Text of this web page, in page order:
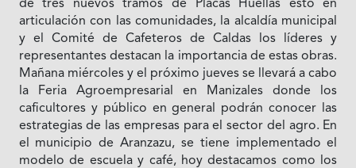
de tres nuevos tramos de Placas Huellas esto en
articulación con las comunidades, la alcaldía municipal
y el Comité de Cafeteros de Caldas los líderes y
representantes destacan la importancia de estas obras.
Mañana miércoles y el próximo jueves se llevará a cabo
la Feria Agroempresarial en Manizales donde los
caficultores y público en general podrán conocer las
estrategias de las empresas para el sector del agro. En
el municipio de Aranzazu, se tiene implementado el
modelo de escuela y café, hoy destacamos como los